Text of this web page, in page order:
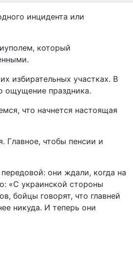
инцидента или
который
избирательных участках. В
ощущение праздника.
что начнется настоящая
Главное, чтобы пенсии и
они ждали, когда на
«С украинской стороны
бойцы говорят, что главней
никуда. И теперь они